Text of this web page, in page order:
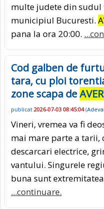
multe judete din
municipiul Bucuresti.
pana la ora 20:00.
Cod galben de
tara, cu ploi
zone scapa de
publicat 2026-07-03 08:45:04(
Vineri, vremea va fi
mai mare parte a tarii,
descarcari electrice,
vantului. Singurele
buna sunt
...continuare.